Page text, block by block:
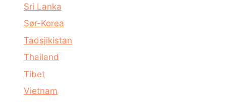
Sri Lanka
Sør-Korea
Tadsjikistan
Thailand
Tibet
Vietnam